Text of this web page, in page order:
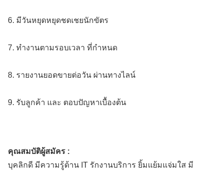
6. มีวันหยุดหยุดชดเชยนักขัตร
7. ทำงานตามรอบเวลา ที่กำหนด
8. รายงานยอดขายต่อวัน ผ่านทางไลน์
9. รับลูกค้า และ ตอบปัญหาเบื้องต้น
คุณสมบัติผู้สมัคร :
บุคลิกดี มีความรู้ด้าน IT รักงานบริการ ยิ้มแย้มแจ่มใส มี